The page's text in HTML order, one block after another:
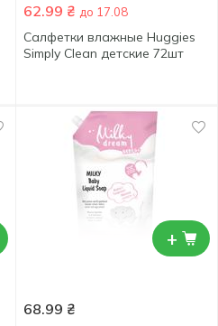
62.99 ₴ до 17.08
Салфетки влажные Huggies
Simply Clean детские 72шт
+
68.99 ₴